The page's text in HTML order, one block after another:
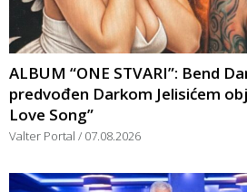
ALBUM “ONE STVARI”: Bend
predvođen Darkom Jelisićem
Love Song”
Valter Portal 07.08.2026